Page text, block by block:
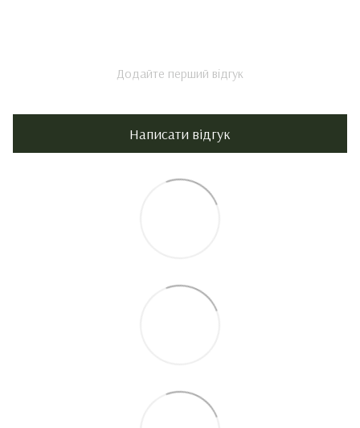
Додайте перший відгук
Написати відгук